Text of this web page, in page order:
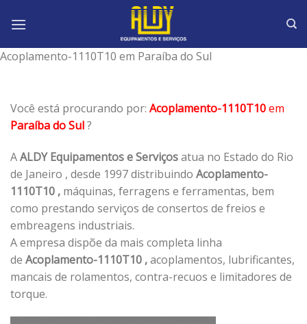
Acoplamento-1110T10 em Paraíba do Sul
Você está procurando por: Acoplamento-1110T10em
Paraíba do Sul?
AALDY Equipamentos e Serviçosatua no Estado do Rio
de Janeiro , desde 1997 distribuindo Acoplamento-
1110T10 , máquinas, ferragens e ferramentas, bem
como prestando serviços de consertos de freios e
embreagens industriais.
A empresa dispõe da mais completa linha
de Acoplamento-1110T10 ,acoplamentos, lubrificantes,
mancais de rolamentos, contra-recuos e limitadores de
torque.